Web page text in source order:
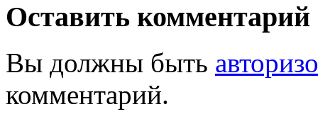
Оставить комментарий
Вы должны быть
комментарий.